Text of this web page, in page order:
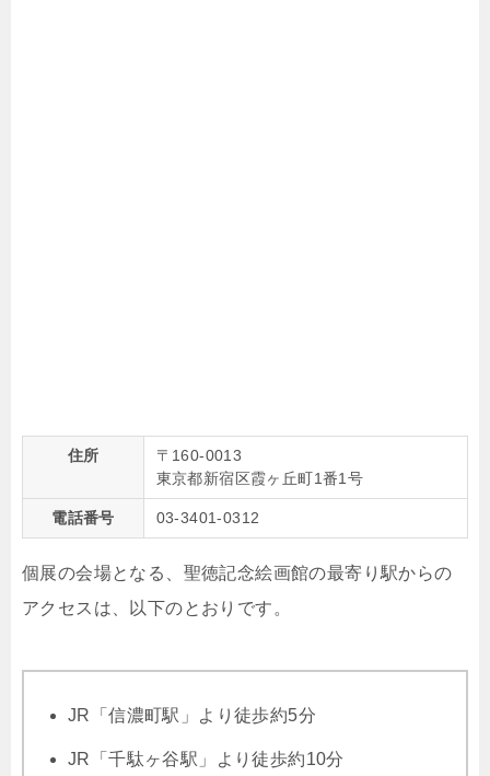
住所
〒160-0013
東京都新宿区霞ヶ丘町1番1号
電話番号 03-3401-0312
個展の会場となる、聖徳記念絵画館の最寄り駅からの
アクセスは、以下のとおりです。
JR「信濃町駅」より徒歩約5分
JR「千駄ヶ谷駅」より徒歩約10分